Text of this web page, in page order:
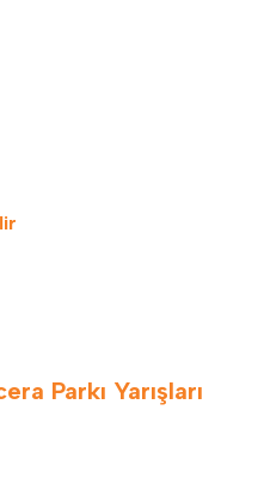
Parkı Yarışları